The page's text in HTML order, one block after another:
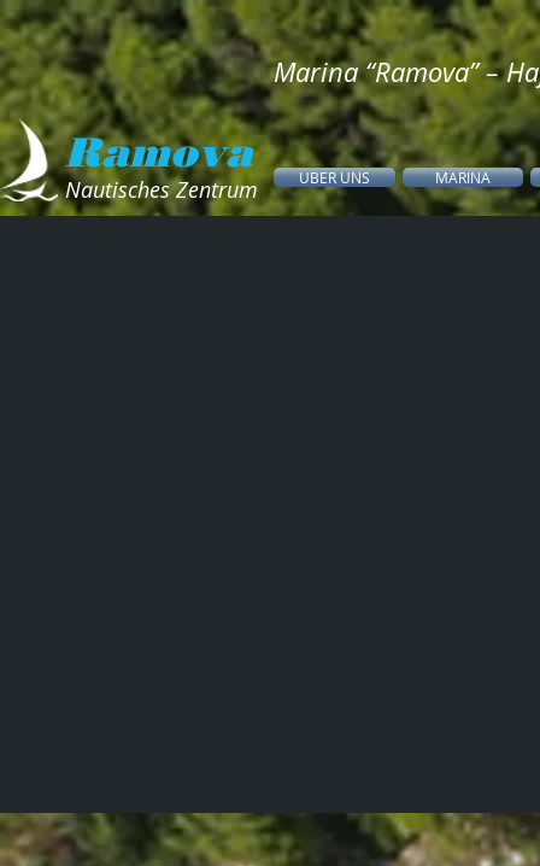
Marina “Ramova” –
UBER UNS
Ramova
Nautisches Zentrum MARINA